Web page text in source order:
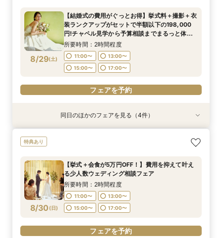
8/28
11:00〜
13:00〜
15:00〜
17:00〜
フェアを予約
8/28
11:00〜
13:00〜
15:00〜
17:00〜
フェアを予約
8/28
11:00〜
13:00〜
15:00〜
17:00〜
フェアを予約
8/28
BIGフェア
所要時間：2時間程度
11:00〜
13:00〜
15:00〜
17:00〜
フェアを予約
8/28
11:00〜
13:00〜
15:00〜
17:00〜
フェアを予約
8/29(土)
【結婚式の費用がぐっとお得】挙式料＋撮影＋衣
装ランクアップがセットで半額以下の198,000
円!チャペル見学から予算相談までまるっと体験
BIGフェア
所要時間：2時間程度
11:00〜
13:00〜
15:00〜
17:00〜
フェアを予約
8/29( 土)
【挙式＋会食が5万円OFF！】費用を抑えて叶え
11:00〜
13:00〜
15:00〜
17:00〜
フェアを予約
8/29( 土)
【期間限定】50％OFF★チャペルフォトキャン
11:00〜
13:00〜
15:00〜
17:00〜
フェアを予約
8/29( 土)
11:00〜
13:00〜
15:00〜
17:00〜
フェアを予約
8/29( 土)
【和婚フェア｜挙式料半額特典】和装×チャペル
11:00〜
13:00〜
15:00〜
17:00〜
フェアを予約
同日のほかのフェアを見る（4件）
特典あり
8/30 (日)
【挙式＋会食が5万円OFF！】費用を抑えて叶え
る少人数ウェディング相談フェア
所要時間：2時間程度
11:00〜
13:00〜
15:00〜
17:00〜
フェアを予約